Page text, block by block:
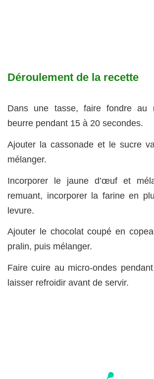
Déroulement de la recette
Dans une tasse, faire fondre au
beurre pendant 15 à 20 secondes.
Ajouter la cassonade et le sucre
mélanger.
Incorporer le jaune d’œuf et
remuant, incorporer la farine en
levure.
Ajouter le chocolat coupé en
pralin, puis mélanger.
Faire cuire au micro-ondes
laisser refroidir avant de servir.